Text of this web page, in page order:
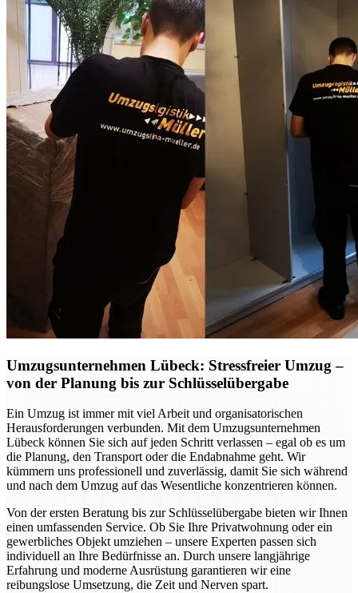
Umzugsunternehmen Lübeck: Stressfreier Umzug –
von der Planung bis zur Schlüsselübergabe
Ein Umzug ist immer mit viel Arbeit und organisatorischen
Herausforderungen verbunden. Mit dem Umzugsunternehmen
Lübeck können Sie sich auf jeden Schritt verlassen – egal ob es um
die Planung, den Transport oder die Endabnahme geht. Wir
kümmern uns professionell und zuverlässig, damit Sie sich während
und nach dem Umzug auf das Wesentliche konzentrieren können.
Von der ersten Beratung bis zur Schlüsselübergabe bieten wir Ihnen
einen umfassenden Service. Ob Sie Ihre Privatwohnung oder ein
gewerbliches Objekt umziehen – unsere Experten passen sich
individuell an Ihre Bedürfnisse an. Durch unsere langjährige
Erfahrung und moderne Ausrüstung garantieren wir eine
reibungslose Umsetzung, die Zeit und Nerven spart.